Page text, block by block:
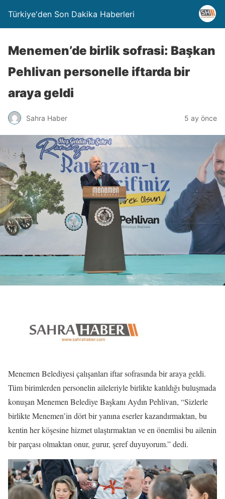
Türkiye'den Son Dakika Haberleri
Menemen’de birlik sofrasi: Başkan
Pehlivan personelle iftarda bir
araya geldi
Sahra Haber 5 ay önce
Menemen Belediyesi çalışanları iftar sofrasında bir araya geldi.
Tüm birimlerden personelin aileleriyle birlikte katıldığı buluşmada
konuşan Menemen Belediye Başkanı Aydın Pehlivan, “Sizlerle
birlikte Menemen’in dört bir yanına eserler kazandırmaktan, bu
kentin her köşesine hizmet ulaştırmaktan ve en önemlisi bu ailenin
bir parçası olmaktan onur, gurur, şeref duyuyorum.” dedi.